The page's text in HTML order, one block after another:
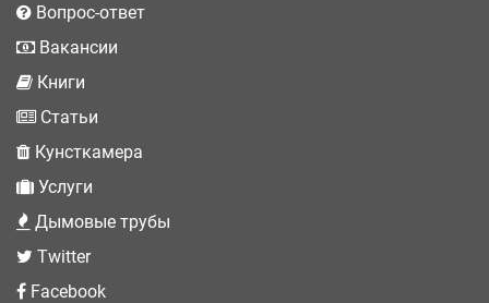
Вопрос-ответ
Вакансии
Книги
Статьи
Кунсткамера
Услуги
Дымовые трубы
Twitter
Facebook